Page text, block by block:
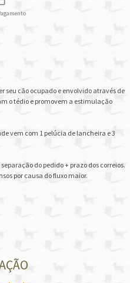
seu cão ocupado e envolvido através de
o tédio e promovem a estimulação
vem com 1 pelúcia de lancheira e 3
do pedido + prazo dos correios.
por causa do fluxo maior.